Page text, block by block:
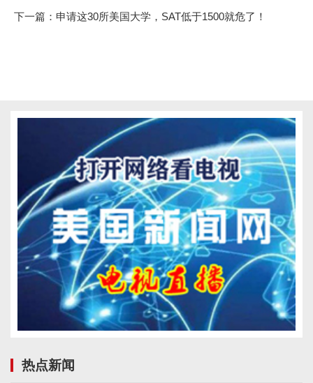
下一篇： 申请这30所美国大学，SAT低于1500就危了！
热点新闻